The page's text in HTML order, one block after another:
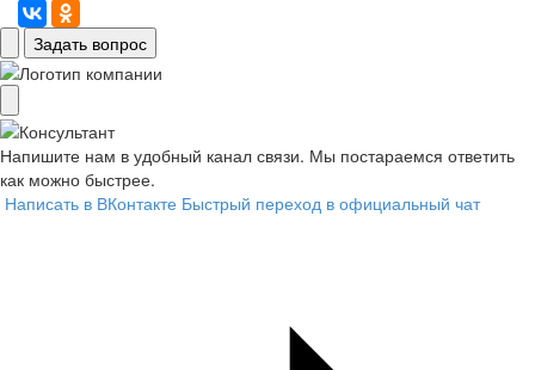
Задать вопрос
Напишите нам в удобный канал связи. Мы постараемся ответить
как можно быстрее.
Написать в ВКонтакте Быстрый переход в официальный чат